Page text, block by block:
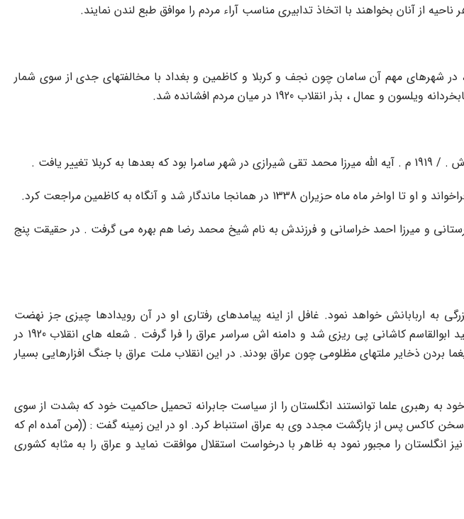
از آنان بخواهند با اتخاذ تدابیرى مناسب آراء مردم را موافق طبع لندن نمایند.
شهرهاى مهم آن سامان چون نجف و کربلا و کاظمین و بغداد با مخالفتهاى جدى از سوى شمار
انقلاب 1920 در میان مردم افشانده شد.
و میرزا احمد خراسانى و فرزندش به نام شیخ محمد رضا هم بهره مى گرفت . در حقیقت پنج
اربابانش خواهد نمود. غافل از اینه پیامدهاى رفتارى او در آن رویدادها چیزى جز نهضت
مسلحانه و انقلاب 1920 در عراق به وجود نیاورد. انقلابى که پایه هاى آن از کاظمین و به دست تواناى سید ابوالقاسم کاشانى پى ریزى شد و دامنه اش سراسر عراق را فرا گرفت . شعله هاى انقلاب 1920 در
بردن ذخایر ملتهاى مظلومى چون عراق بودند. در این انقلاب ملت عراق با جنگ افزارهایى بسیار
به رهبرى علما توانستند انگلستان را از سیاست جابرانه تحمیل حاکمیت خود که بشدت از سوى
کاکس پس از بازگشت مجدد وى به عراق استنباط کرد. او در این زمینه گفت : ((من آمده ام که
را مجبور نمود به ظاهر با درخواست استقلال موافقت نماید و عراق را به مثابه کشورى